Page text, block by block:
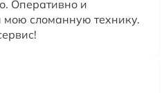
Оперативно и
мою сломанную технику.